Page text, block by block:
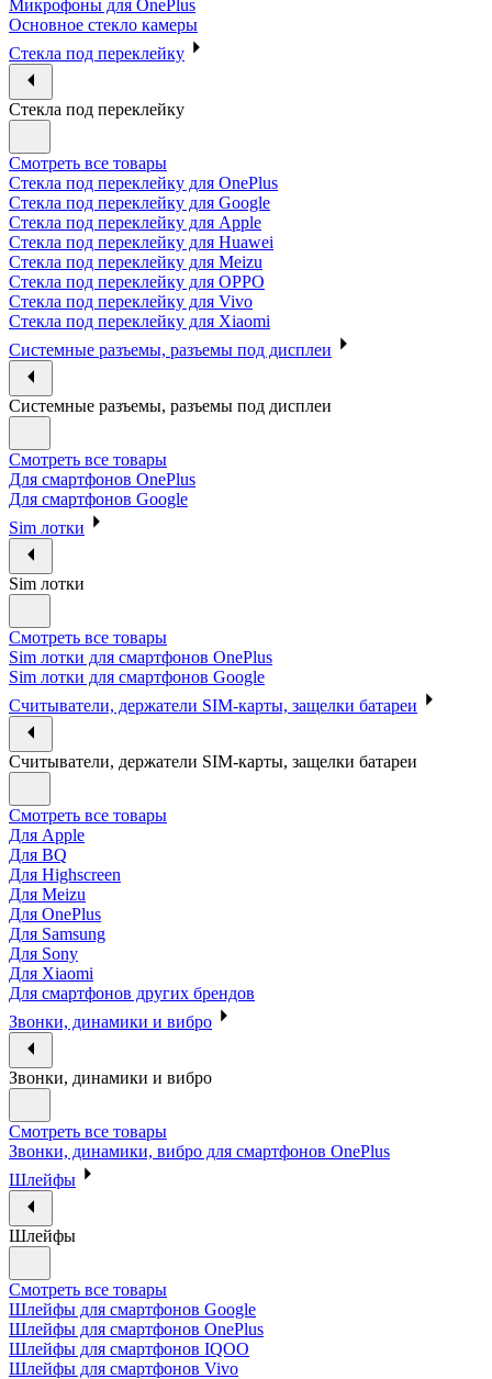
Микрофоны для OnePlus
Основное стекло камеры
Стекла под переклейку
Стекла под переклейку
Смотреть все товары
Стекла под переклейку для OnePlus
Стекла под переклейку для Google
Стекла под переклейку для Apple
Стекла под переклейку для Huawei
Стекла под переклейку для Meizu
Стекла под переклейку для OPPO
Стекла под переклейку для Vivo
Стекла под переклейку для Xiaomi
Системные разъемы, разъемы под дисплеи
Системные разъемы, разъемы под дисплеи
Смотреть все товары
Для смартфонов OnePlus
Для смартфонов Google
Sim лотки
Sim лотки
Смотреть все товары
Sim лотки для смартфонов OnePlus
Sim лотки для смартфонов Google
Считыватели, держатели SIM-карты, защелки батареи
Считыватели, держатели SIM-карты, защелки батареи
Смотреть все товары
Для Apple
Для BQ
Для Highscreen
Для Meizu
Для OnePlus
Для Samsung
Для Sony
Для Xiaomi
Для смартфонов других брендов
Звонки, динамики и вибро
Звонки, динамики и вибро
Смотреть все товары
Звонки, динамики, вибро для смартфонов OnePlus
Шлейфы
Шлейфы
Смотреть все товары
Шлейфы для смартфонов Google
Шлейфы для смартфонов OnePlus
Шлейфы для смартфонов IQOO
Шлейфы для смартфонов Vivo